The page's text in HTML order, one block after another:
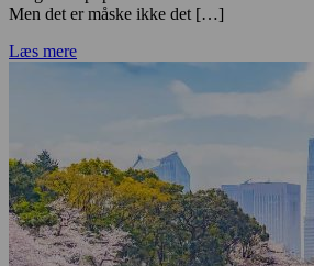
Men det er måske ikke det […]
Læs mere